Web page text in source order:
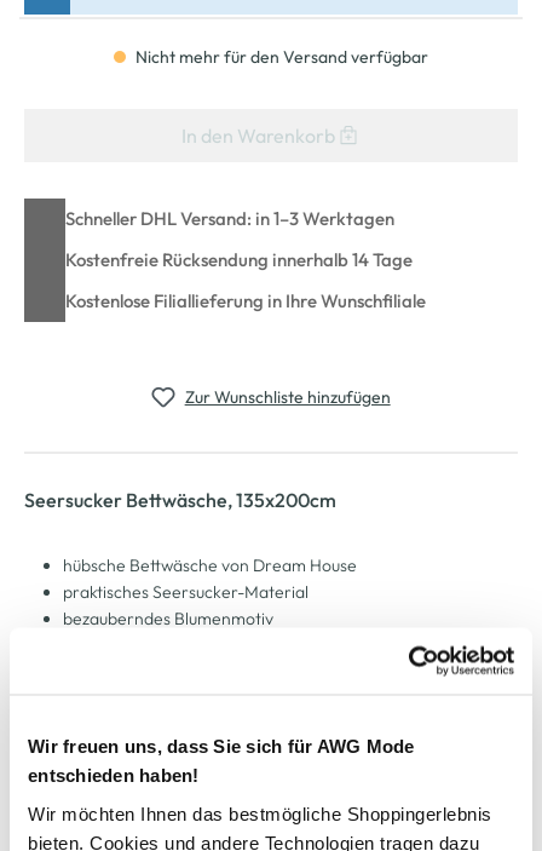
Wir freuen uns, dass Sie sich für AWG Mode
entschieden haben!
Wir möchten Ihnen das bestmögliche Shoppingerlebnis
bieten. Cookies und andere Technologien tragen dazu
Nicht mehr für den Versand verfügbar
In den Warenkorb
Schneller DHL Versand: in 1–3 Werktagen
Kostenfreie Rücksendung innerhalb 14 Tage
Kostenlose Filiallieferung in Ihre Wunschfiliale
Zur Wunschliste hinzufügen
Seersucker Bettwäsche, 135x200cm
hübsche Bettwäsche von Dream House
praktisches Seersucker-Material
bezauberndes Blumenmotiv
AWG Artikelnummer